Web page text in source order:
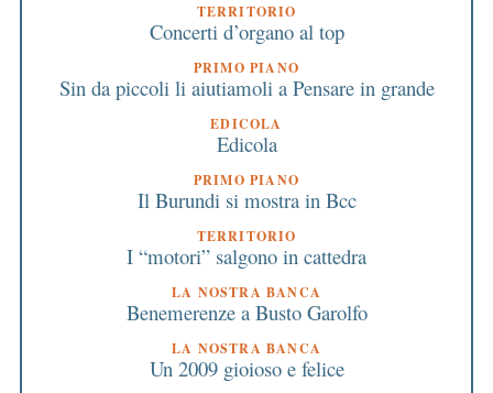
TERRITORIO
Concerti d’organo al top
PRIMO PIANO
Sin da piccoli li aiutiamoli a Pensare in grande
EDICOLA
Edicola
PRIMO PIANO
Il Burundi si mostra in Bcc
TERRITORIO
I “motori” salgono in cattedra
LA NOSTRA BANCA
Benemerenze a Busto Garolfo
LA NOSTRA BANCA
Un 2009 gioioso e felice